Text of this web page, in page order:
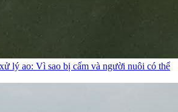
lý ao: Vì sao bị cấm và người nuôi có thể